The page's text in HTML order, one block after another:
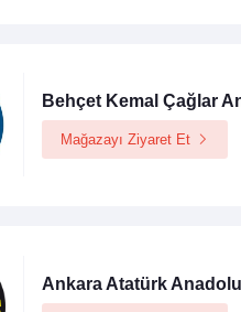
Mağazayı Ziyaret Et